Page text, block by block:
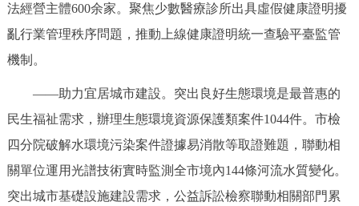
法經營主體600余家。聚焦少數醫療診所出具虛假健康證明擾
亂行業管理秩序問題，推動上線健康證明統一查驗平臺監管
機制。
——助力宜居城市建設。突出良好生態環境是最普惠的
民生福祉需求，辦理生態環境資源保護類案件1044件。市檢
四分院破解水環境污染案件證據易消散等取證難題，聯動相
關單位運用光譜技術實時監測全市境內144條河流水質變化。
突出城市基礎設施建設需求，公益訴訟檢察聯動相關部門累